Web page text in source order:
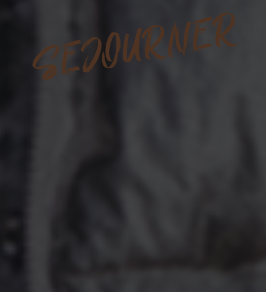
SEJOURNER